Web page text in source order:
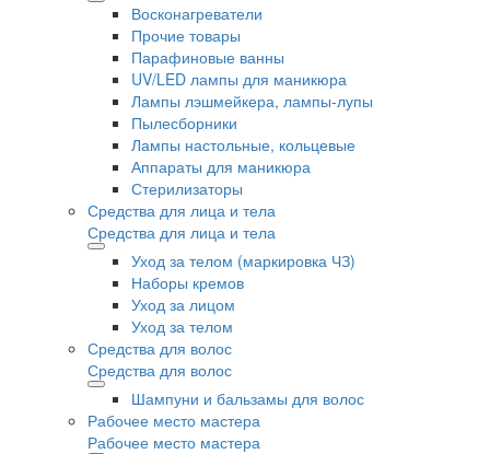
Восконагреватели
Прочие товары
Парафиновые ванны
UV/LED лампы для маникюра
Лампы лэшмейкера, лампы-лупы
Пылесборники
Лампы настольные, кольцевые
Аппараты для маникюра
Стерилизаторы
Средства для лица и тела
Средства для лица и тела
Уход за телом (маркировка ЧЗ)
Наборы кремов
Уход за лицом
Уход за телом
Средства для волос
Средства для волос
Шампуни и бальзамы для волос
Рабочее место мастера
Рабочее место мастера